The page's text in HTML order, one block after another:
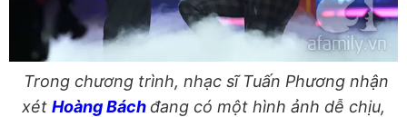
Trong chương trình, nhạc sĩ Tuấn Phương nhận
xét Hoàng Báchđang có một hình ảnh dễ chịu,